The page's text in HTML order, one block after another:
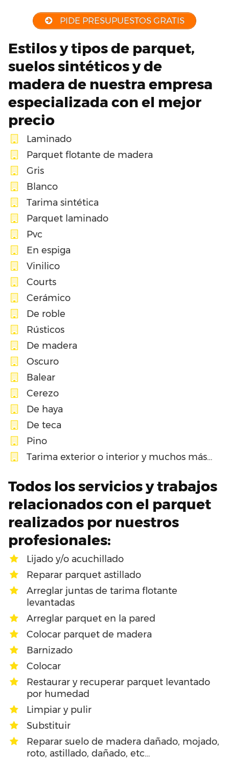
PIDE PRESUPUESTOS GRATIS
Estilos y tipos de parquet,
suelos sintéticos y de
madera de nuestra empresa
especializada con el mejor
precio
Laminado
Parquet flotante de madera
Gris
Blanco
Tarima sintética
Parquet laminado
Pvc
En espiga
Vinilico
Courts
Cerámico
De roble
Rústicos
De madera
Oscuro
Balear
Cerezo
De haya
De teca
Pino
Tarima exterior o interior y muchos más…
Todos los servicios y trabajos
relacionados con el parquet
realizados por nuestros
profesionales:
Lijado y/o acuchillado
Reparar parquet astillado
Arreglar juntas de tarima flotante
levantadas
Arreglar parquet en la pared
Colocar parquet de madera
Barnizado
Colocar
Restaurar y recuperar parquet levantado
por humedad
Limpiar y pulir
Substituir
Reparar suelo de madera dañado, mojado,
roto, astillado, dañado, etc…